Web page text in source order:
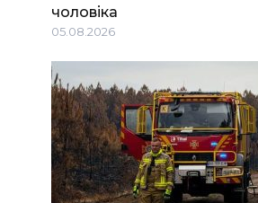
чоловіка
05.08.2026